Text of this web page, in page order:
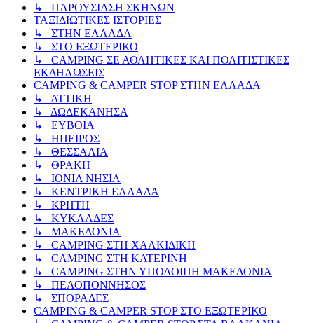
↳ ΠΑΡΟΥΣΙΑΣΗ ΣΚΗΝΩΝ
ΤΑΞΙΔΙΩΤΙΚΕΣ ΙΣΤΟΡΙΕΣ
↳ ΣΤΗΝ ΕΛΛΑΔΑ
↳ ΣΤΟ ΕΞΩΤΕΡΙΚΟ
↳ CAMPING ΣΕ ΑΘΛΗΤΙΚΕΣ ΚΑΙ ΠΟΛΙΤΙΣΤΙΚΕΣ
ΕΚΔΗΛΩΣΕΙΣ
CAMPING & CAMPER STOP ΣΤΗN ΕΛΛΑΔΑ
↳ ΑΤΤΙΚΗ
↳ ΔΩΔΕΚΑΝΗΣΑ
↳ ΕΥΒΟΙΑ
↳ ΗΠΕΙΡΟΣ
↳ ΘΕΣΣΑΛΙΑ
↳ ΘΡΑΚΗ
↳ ΙΟΝΙΑ ΝΗΣΙΑ
↳ ΚΕΝΤΡΙΚΗ ΕΛΛΑΔΑ
↳ ΚΡΗΤΗ
↳ ΚΥΚΛΑΔΕΣ
↳ ΜΑΚΕΔΟΝΙΑ
↳ CAMPING ΣΤΗ ΧΑΛΚΙΔΙΚΗ
↳ CAMPING ΣΤΗ ΚΑΤΕΡΙΝΗ
↳ CAMPING ΣΤΗΝ ΥΠΟΛΟΙΠΗ ΜΑΚΕΔΟΝΙΑ
↳ ΠΕΛΟΠΟΝΝΗΣΟΣ
↳ ΣΠΟΡΑΔΕΣ
CAMPING & CAMPER STOP ΣΤΟ ΕΞΩΤΕΡΙΚΟ